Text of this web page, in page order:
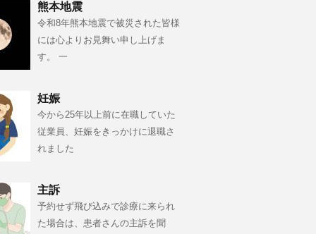
熊本地震
令和8年熊本地震で被災された皆様
には心よりお見舞い申し上げま
す。 一
妊娠
今から25年以上前に在職していた
従業員、妊娠をきっかけに退職さ
れました
主訴
予約せず飛び込みで診療に来られ
た場合は、患者さんの主訴を聞